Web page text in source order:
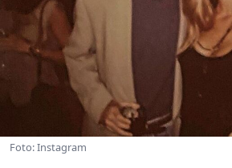
Foto: Instagram